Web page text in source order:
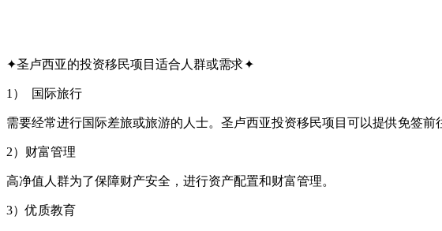
✦圣卢西亚的投资移民项目适合人群或需求✦
1） 国际旅行
需要经常进行国际差旅或旅游的人士。圣卢西亚投资移民项目可以提供免签前
2）财富管理
高净值人群为了保障财产安全，进行资产配置和财富管理。
3）优质教育